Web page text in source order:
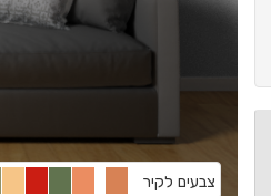
צבעים לקיר